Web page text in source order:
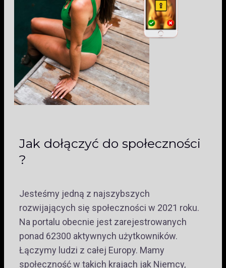
Jak dołączyć do społeczności
?
Jesteśmy jedną z najszybszych
rozwijających się społeczności w 2021 roku.
Na portalu obecnie jest zarejestrowanych
ponad 62300 aktywnych użytkowników.
Łączymy ludzi z całej Europy. Mamy
społeczność w takich krajach jak Niemcy,